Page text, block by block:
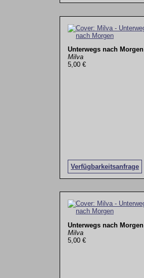
Unterwegs nach Morgen
Milva
5,00 €
Verfügbarkeitsanfrage
Unterwegs nach Morgen
Milva
5,00 €